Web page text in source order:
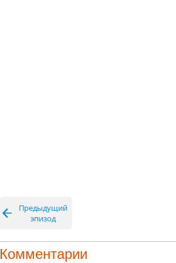
Предыдущий
эпизод
Комментарии